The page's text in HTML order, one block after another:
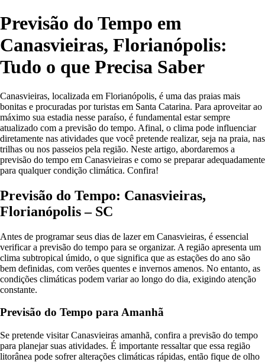
Previsão do Tempo em
Canasvieiras, Florianópolis:
Tudo o que Precisa Saber
Canasvieiras, localizada em Florianópolis, é uma das praias mais
bonitas e procuradas por turistas em Santa Catarina. Para aproveitar ao
máximo sua estadia nesse paraíso, é fundamental estar sempre
atualizado com a previsão do tempo. Afinal, o clima pode influenciar
diretamente nas atividades que você pretende realizar, seja na praia, nas
trilhas ou nos passeios pela região. Neste artigo, abordaremos a
previsão do tempo em Canasvieiras e como se preparar adequadamente
para qualquer condição climática. Confira!
Previsão do Tempo: Canasvieiras,
Florianópolis – SC
Antes de programar seus dias de lazer em Canasvieiras, é essencial
verificar a previsão do tempo para se organizar. A região apresenta um
clima subtropical úmido, o que significa que as estações do ano são
bem definidas, com verões quentes e invernos amenos. No entanto, as
condições climáticas podem variar ao longo do dia, exigindo atenção
constante.
Previsão do Tempo para Amanhã
Se pretende visitar Canasvieiras amanhã, confira a previsão do tempo
para planejar suas atividades. É importante ressaltar que essa região
litorânea pode sofrer alterações climáticas rápidas, então fique de olho